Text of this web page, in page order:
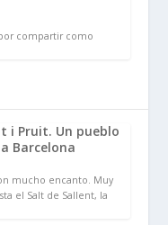
compartir como
i Pruit. Un pueblo
Barcelona
mucho encanto. Muy
el Salt de Sallent, la